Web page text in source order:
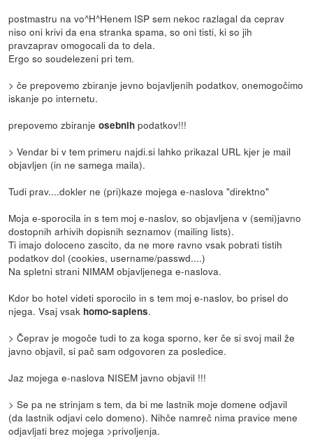
postmastru na vo^H^Henem ISP sem nekoc razlagal da ceprav
niso oni krivi da ena stranka spama, so oni tisti, ki so jih
pravzaprav omogocali da to dela.
Ergo so soudelezeni pri tem.
> če prepovemo zbiranje jevno bojavljenih podatkov, onemogočimo
iskanje po internetu.
prepovemo zbiranjeosebnih podatkov!!!
> Vendar bi v tem primeru najdi.si lahko prikazal URL kjer je mail
objavljen (in ne samega maila).
Tudi prav....dokler ne (pri)kaze mojega e-naslova "direktno"
Moja e-sporocila in s tem moj e-naslov, so objavljena v (semi)javno
dostopnih arhivih dopisnih seznamov (mailing lists).
Ti imajo doloceno zascito, da ne more ravno vsak pobrati tistih
podatkov dol (cookies, username/passwd....)
Na spletni strani NIMAM objavljenega e-naslova.
Kdor bo hotel videti sporocilo in s tem moj e-naslov, bo prisel do
njega. Vsaj vsak homo-sapiens.
> Čeprav je mogoče tudi to za koga sporno, ker če si svoj mail že
javno objavil, si pač sam odgovoren za posledice.
Jaz mojega e-naslova NISEM javno objavil !!!
> Se pa ne strinjam s tem, da bi me lastnik moje domene odjavil
(da lastnik odjavi celo domeno). Nihče namreč nima pravice mene
odjavljati brez mojega >privoljenja.